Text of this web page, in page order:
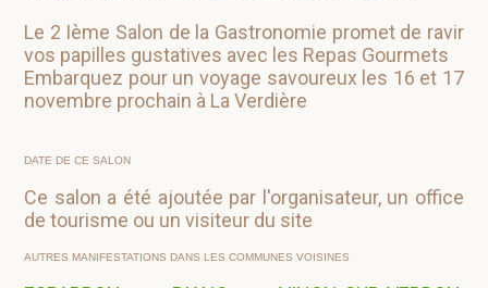
Le 2 Ième Salon de la Gastronomie promet de ravir
vos papilles gustatives avec les Repas Gourmets
Embarquez pour un voyage savoureux les 16 et 17
novembre prochain à La Verdière
DATE DE CE SALON
Ce salon a été ajoutée par l'organisateur, un office
de tourisme ou un visiteur du site
AUTRES MANIFESTATIONS DANS LES COMMUNES VOISINES